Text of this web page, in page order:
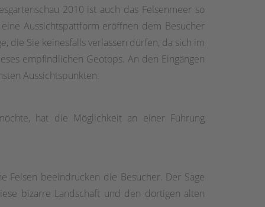
2010 ist auch das Felsenmeer so
Aussichtspattform eröffnen dem Besucher
die Sie keinesfalls verlassen dürfen, da sich im
empfindlichen Geotops. An den Eingängen
Aussichtspunkten.
hat die Möglichkeit an einer Führung
Felsen beeindrucken die Besucher. Der Sage
bizarre Landschaft und den dortigen alten